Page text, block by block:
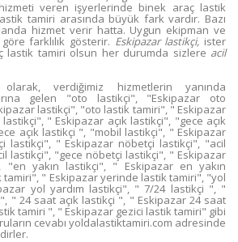
veren işyerlerinde binek araç lastik
tamiri arasında büyük fark vardır. Bazı
hizmet verir hatta. Uygun ekipman ve
farklılık gösterir. Eskipazar lastikçi, ister
lastik tamiri olsun her durumda sizlere acil
olarak, verdiğimiz hizmetlerin yanında
gelen "oto lastikçi", "Eskipazar oto
lastikçi", "oto lastik tamiri", " Eskipazar
" Eskipazar açık lastikçi", "gece açık
açık lastikçi ", "mobil lastikçi", " Eskipazar
lastikçi", " Eskipazar nöbetçi lastikçi", "acil
lastikçi", "gece nöbetçi lastikçi", " Eskipazar
"en yakın lastikçi", " Eskipazar en yakın
" Eskipazar yerinde lastik tamiri", "yol
yol yardım lastikçi", " 7/24 lastikçi ", "
" 24 saat açık lastikçi ", " Eskipazar 24 saat
tamiri ", " Eskipazar gezici lastik tamiri" gibi
cevabı yoldalastiktamiri.com adresinde